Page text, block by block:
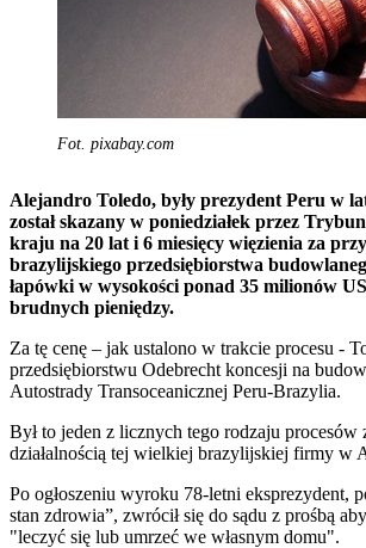
Fot. pixabay.com
Alejandro Toledo, były prezydent Peru w
został skazany w poniedziałek przez
kraju na 20 lat i 6 miesięcy więzienia za
brazylijskiego przedsiębiorstwa
łapówki w wysokości ponad 35 milionów
brudnych pieniędzy.
Za tę cenę – jak ustalono w trakcie procesu -
przedsiębiorstwu Odebrecht koncesji na
Autostrady Transoceanicznej Peru-Brazylia.
Był to jeden z licznych tego rodzaju procesów
działalnością tej wielkiej brazylijskiej firmy w
Po ogłoszeniu wyroku 78-letni eksprezydent,
stan zdrowia”, zwrócił się do sądu z prośbą
"leczyć się lub umrzeć we własnym domu".